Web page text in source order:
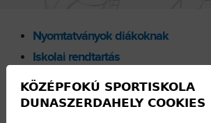
Nyomtatványok diákoknak
Iskolai rendtartás
Egyéb dokumentumok
KÖZÉPFOKÚ SPORTISKOLA
DUNASZERDAHELY COOKIES